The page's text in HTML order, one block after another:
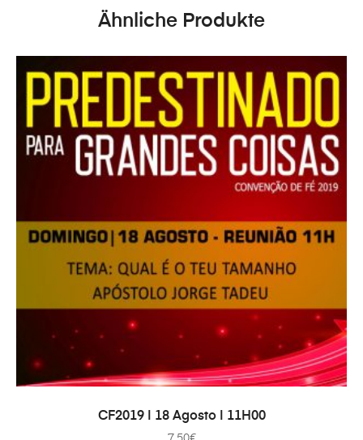
Ähnliche Produkte
IN DEN WARENKORB
CF2019 | 18 Agosto | 11H00